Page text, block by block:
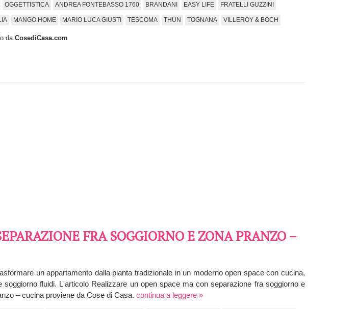
OGGETTISTICA ANDREA FONTEBASSO 1760 BRANDANI EASY LIFE FRATELLI GUZZINI
MANGO HOME MARIO LUCA GIUSTI TESCOMA THUN TOGNANA VILLEROY & BOCH
da CosediCasa.com
FRA SOGGIORNO E ZONA PRANZO –
un appartamento dalla pianta tradizionale in un moderno open space con cucina,
soggiorno fluidi. L'articolo Realizzare un open space ma con separazione fra soggiorno e
– cucina proviene da Cose di Casa. continua a leggere »